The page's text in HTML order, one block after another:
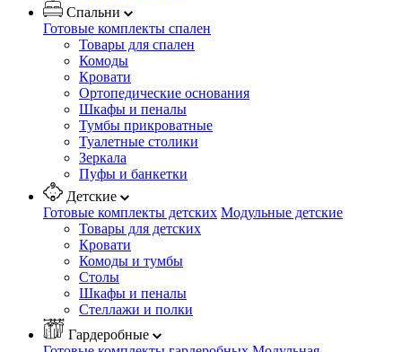
Спальни
Готовые комплекты спален
Товары для спален
Комоды
Кровати
Ортопедические основания
Шкафы и пеналы
Тумбы прикроватные
Туалетные столики
Зеркала
Пуфы и банкетки
Детские
Готовые комплекты детских Модульные детские
Товары для детских
Кровати
Комоды и тумбы
Столы
Шкафы и пеналы
Стеллажи и полки
Гардеробные